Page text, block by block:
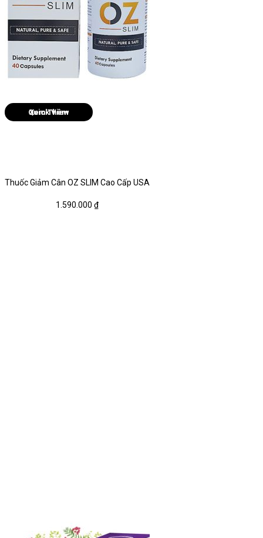
Quick View
Thuốc Giảm Cân OZ SLIM Cao Cấp USA
1.590.000 ₫